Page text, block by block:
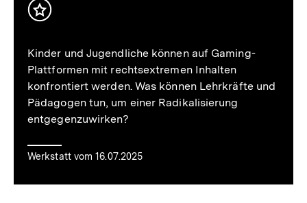
Inhalt
Kinder und Jugendliche können auf Gaming-
Plattformen mit rechtsextremen Inhalten
konfrontiert werden. Was können Lehrkräfte und
Pädagogen tun, um einer Radikalisierung
entgegenzuwirken?
Werkstatt vom 16.07.2025